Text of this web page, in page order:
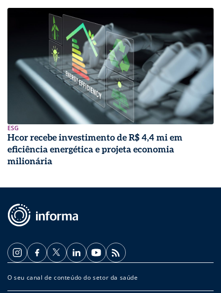
ESG
Hcor recebe investimento de R$ 4,4 mi em
eficiência energética e projeta economia
milionária
O seu canal de conteúdo do setor da saúde